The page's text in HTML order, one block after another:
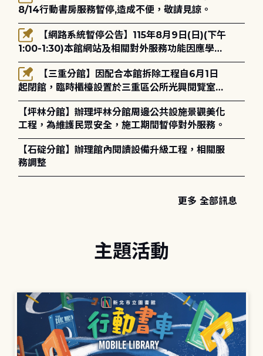
8/14行動書房服務暫停,造成不便，敬請見諒。
1:00-1:30)本館網站及相關對外服務功能因應學術
網路升級更新將暫停服務。
起閉館，臨時櫃檯設置於三重區公所光興閱覽室，
造成不便，敬請見諒。
【坪林分館】辦理坪林分館周邊公共設施景觀美化
工程，為維護民眾安全，施工期間暫停對外服務。
【石碇分館】辦理館內閱讀設備升級工程，相關服
務調整
更多 全部訊息
主題活動